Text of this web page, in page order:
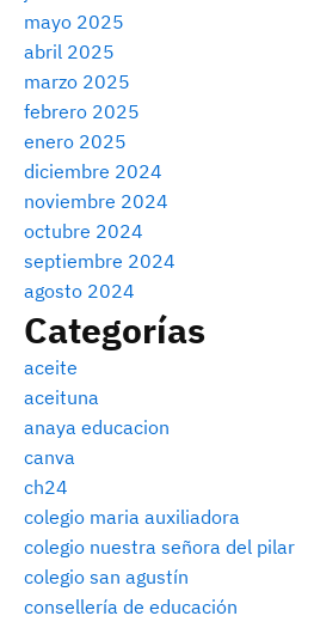
mayo 2025
abril 2025
marzo 2025
febrero 2025
enero 2025
diciembre 2024
noviembre 2024
octubre 2024
septiembre 2024
agosto 2024
Categorías
aceite
aceituna
anaya educacion
canva
ch24
colegio maria auxiliadora
colegio nuestra señora del pilar
colegio san agustín
consellería de educación